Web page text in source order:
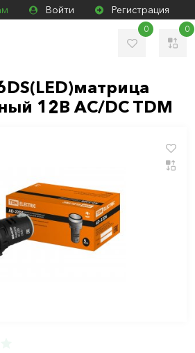
Войти Регистрация
0 0
12В AC/DC TDM